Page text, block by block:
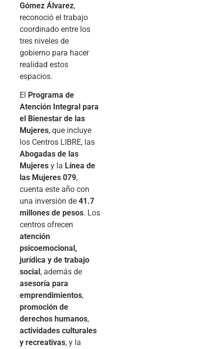
Gómez Álvarez,
reconoció el trabajo
coordinado entre los
tres niveles de
gobierno para hacer
realidad estos
espacios.
El Programa de
Atención Integral para
el Bienestar de las
Mujeres, que incluye
los Centros LIBRE, las
Abogadas de las
Mujeres y la Línea de
las Mujeres 079,
cuenta este año con
una inversión de 41.7
millones de pesos. Los
centros ofrecen
atención
psicoemocional,
jurídica y de trabajo
social , además de
asesoría para
emprendimientos,
promoción de
derechos humanos,
actividades culturales
y recreativas, y la